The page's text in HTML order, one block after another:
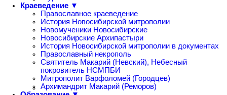
Краеведение ▼
Православное краеведение
История Новосибирской митрополии
Новомученики Новосибирские
Новосибирские Архипастыри
История Новосибирской митрополии в документах
Православный некрополь
Святитель Макарий (Невский), Небесный
покровитель НСМПБИ
Митрополит Варфоломей (Городцев)
Архимандрит Макарий (Реморов)